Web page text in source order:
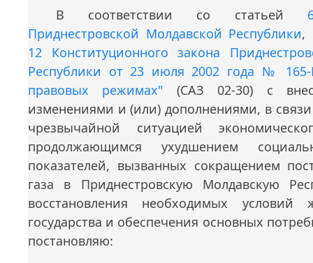
В соответствии со статьей
Приднестровской Молдавской Республики,
12 Конституционного закона
Республики от 23 июля 2002 года №
правовых режимах" (САЗ 02-30) с
изменениями и (или) дополнениями, в
чрезвычайной ситуацией
продолжающимся ухудшением
показателей, вызванных сокращением
газа в Приднестровскую Молдавскую
восстановления необходимых условий
государства и обеспечения основных
постановляю: